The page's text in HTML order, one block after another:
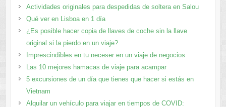
Actividades originales para despedidas de soltera en Salou
Qué ver en Lisboa en 1 día
¿Es posible hacer copia de llaves de coche sin la llave
original si la pierdo en un viaje?
Imprescindibles en tu neceser en un viaje de negocios
Las 10 mejores hamacas de viaje para acampar
5 excursiones de un día que tienes que hacer si estás en
Vietnam
Alquilar un vehículo para viajar en tiempos de COVID: